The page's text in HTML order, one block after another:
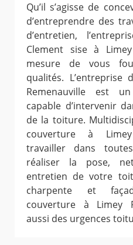
Qu’il s’agisse de
d’entreprendre des
d’entretien,
Clement sise à
mesure de vous
qualités. L’entreprise
Remenauville est
capable d’intervenir
de la toiture.
couverture à
travailler dans
réaliser la pose,
entretien de votre
charpente et
couverture à Limey
aussi des urgences